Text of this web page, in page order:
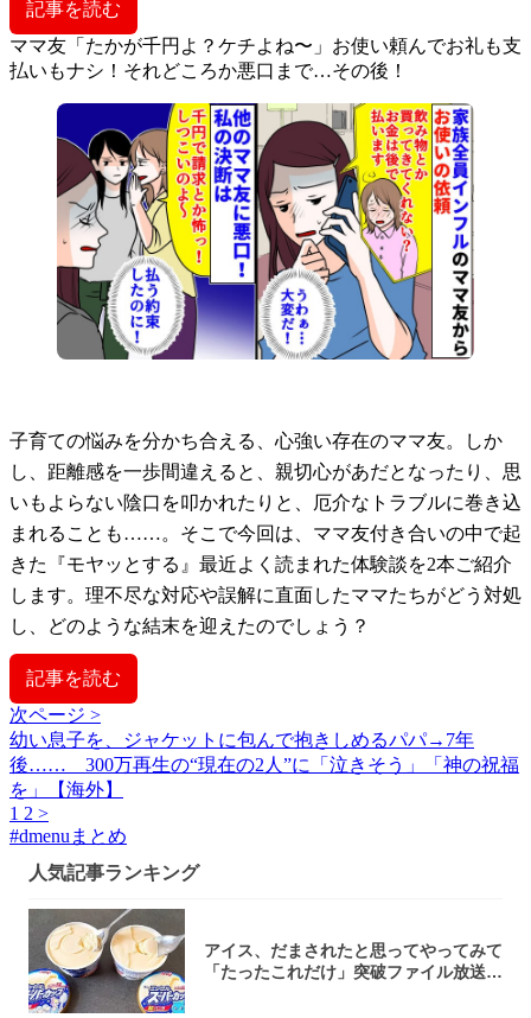
記事を読む
ママ友「たかが千円よ？ケチよね〜」お使い頼んでお礼も支
払いもナシ！それどころか悪口まで…その後！
子育ての悩みを分かち合える、心強い存在のママ友。しか
し、距離感を一歩間違えると、親切心があだとなったり、思
いもよらない陰口を叩かれたりと、厄介なトラブルに巻き込
まれることも……。そこで今回は、ママ友付き合いの中で起
きた『モヤッとする』最近よく読まれた体験談を2本ご紹介
します。理不尽な対応や誤解に直面したママたちがどう対処
し、どのような結末を迎えたのでしょう？
記事を読む
次ページ >
幼い息子を、ジャケットに包んで抱きしめるパパ→7年
後…… 300万再生の“現在の2人”に「泣きそう」「神の祝福
を」【海外】
1 2 >
#dmenuまとめ
人気記事ランキング
アイス、だまされたと思ってやってみて
「たったこれだけ」突破ファイル放送で